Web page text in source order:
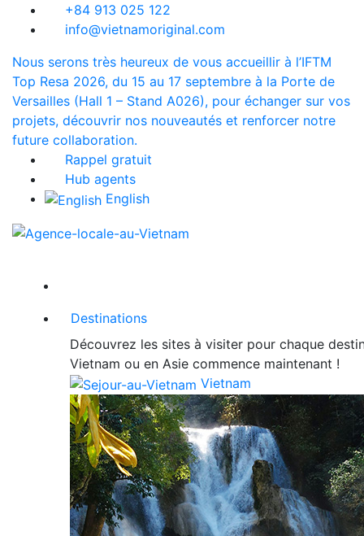
+84 913 025 122
info@vietnamoriginal.com
Nous serons très heureux de vous accueillir à l’IFTM
Top Resa 2026, du 15 au 17 septembre à la Porte de
Versailles (Hall 1 – Stand A026), pour échanger sur vos
projets, découvrir nos nouveautés et renforcer notre
future collaboration.
Rappel gratuit
Hub agents
English
Destinations
Découvrez les sites à visiter pour chaque
Vietnam ou en Asie commence maintenant !
Vietnam